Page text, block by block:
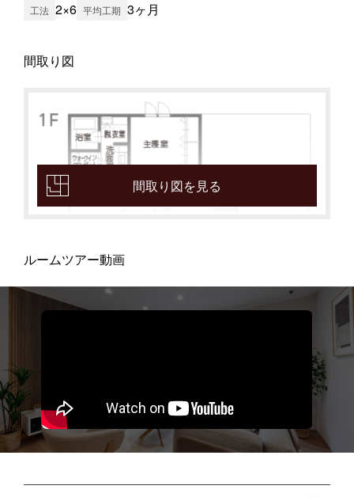
工法 2×6 平均工期 3ヶ月
間取り図
間取り図を見る
ルームツアー動画